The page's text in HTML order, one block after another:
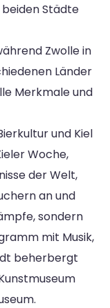
beiden Städte
Zwolle in
Länder
Merkmale und
und Kiel
Woche,
der Welt,
an und
sondern
mit Musik,
beherbergt